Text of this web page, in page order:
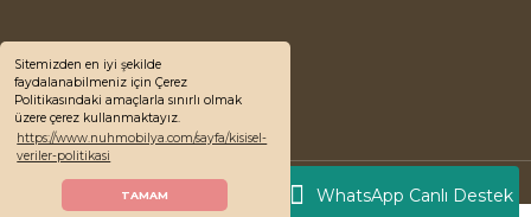
Sitemizden en iyi şekilde
faydalanabilmeniz için Çerez
Politikasındaki amaçlarla sınırlı olmak
üzere çerez kullanmaktayız.
https://www.nuhmobilya.com/sayfa/kisisel-
veriler-politikasi
TAMAM WhatsApp Canlı Destek
© 2022 Nuh Mobilya, Tüm Hakları Saklıdır.